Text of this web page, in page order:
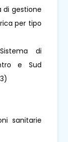
di gestione
per tipo
di
e Sud
sanitarie